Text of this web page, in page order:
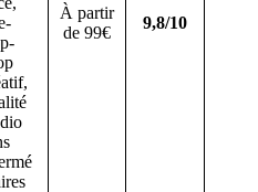
À partir
de 99€
9,8/10